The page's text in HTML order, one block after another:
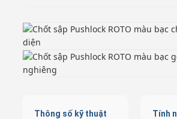
Thông số kỹ thuật Tính